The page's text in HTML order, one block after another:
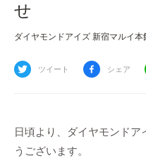
せ
ダイヤモンドアイズ 新宿マルイ本
ツイート シェア
日頃より、ダイヤモンドア
うございます。